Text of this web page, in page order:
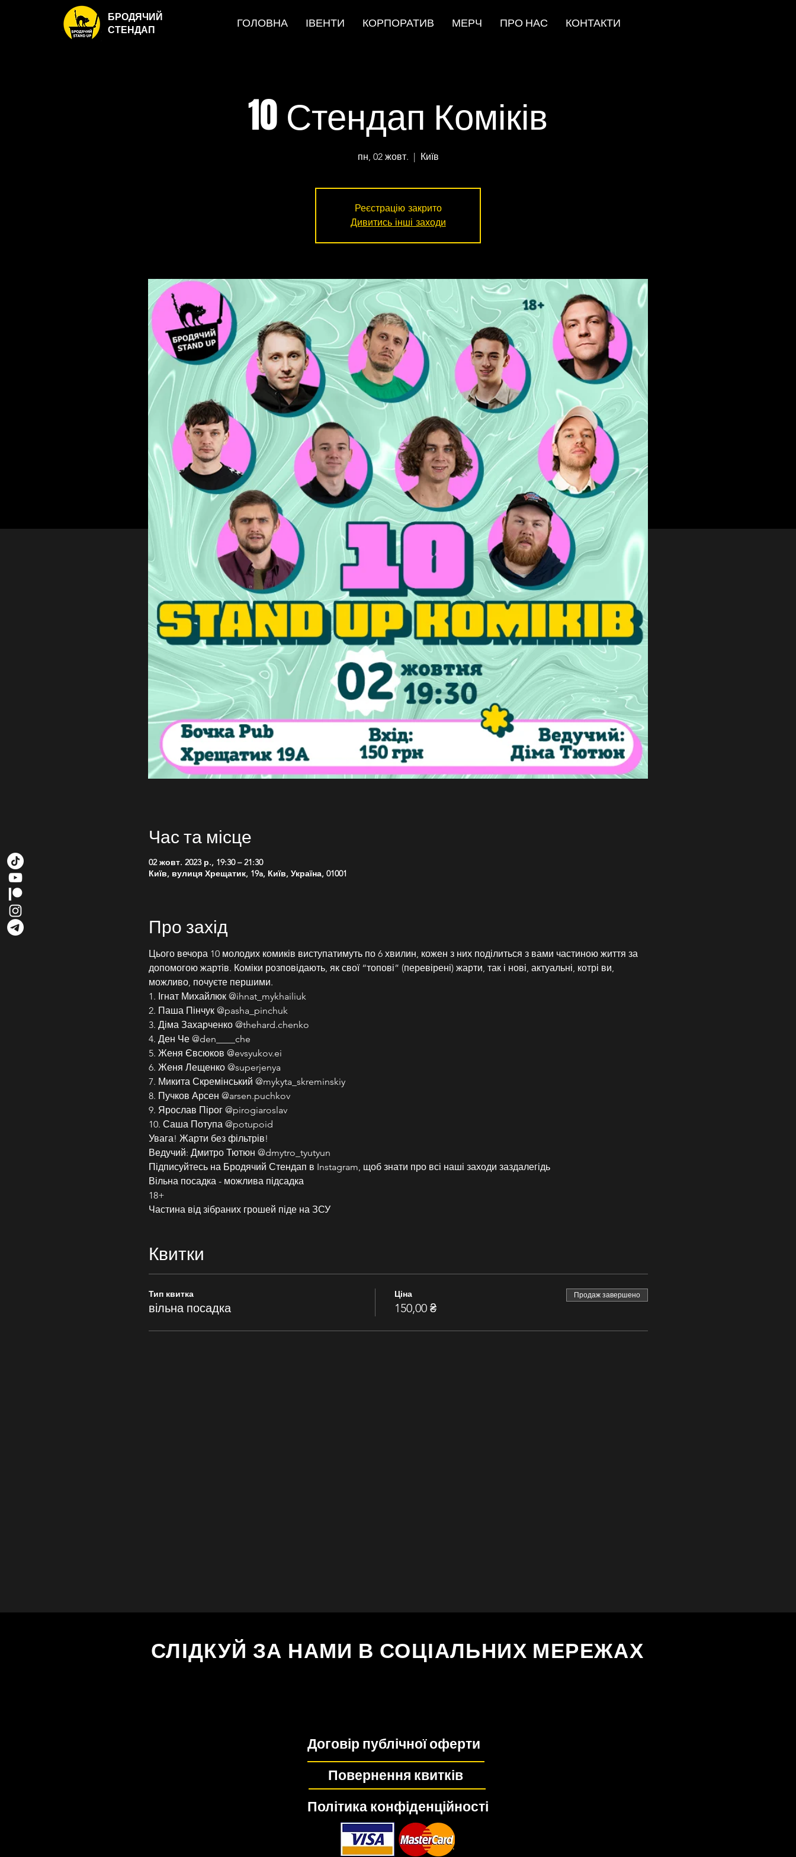
БРОДЯЧИЙ
СТЕНДАП
ГОЛОВНА ІВЕНТИ КОРПОРАТИВ МЕРЧ ПРО НАС КОНТАКТИ
10 Стендап Коміків
пн, 02 жовт.
  |
Київ
Реєстрацію закрито
Дивитись інші заходи
Час та місце
02 жовт. 2023 р., 19:30 – 21:30
Київ, вулиця Хрещатик, 19a, Київ, Україна, 01001
Про захід
Цього вечора 10 молодих комиків виступатимуть по 6 хвилин, кожен з них поділиться з вами частиною життя за
допомогою жартів. Коміки розповідають, як свої “топові” (перевірені) жарти, так і нові, актуальні, котрі ви,
можливо, почуєте першими.
1. Ігнат Михайлюк @ihnat_mykhailiuk
2. Паша Пінчук @pasha_pinchuk
3. Діма Захарченко @thehard.chenko
4. Ден Че @den____che
5. Женя Євсюков @evsyukov.ei
6. Женя Лещенко @superjenya
7. Микита Скремінський @mykyta_skreminskiy
8. Пучков Арсен @arsen.puchkov
9. Ярослав Пірог @pirogiaroslav
10. Саша Потупа @potupoid
Увага! Жарти без фільтрів!
Ведучий: Дмитро Тютюн @dmytro_tyutyun
Підписуйтесь на Бродячий Стендап в Instagram, щоб знати про всі наші заходи заздалегідь
Вільна посадка - можлива підсадка
18+
Частина від зібраних грошей піде на ЗСУ
Квитки
Тип квитка
вільна посадка
Ціна
150,00 ₴
Продаж завершено
СЛІДКУЙ ЗА НАМИ В СОЦІАЛЬНИХ МЕРЕЖАХ
Договір публічної оферти
Повернення квитків
Політика конфіденційності